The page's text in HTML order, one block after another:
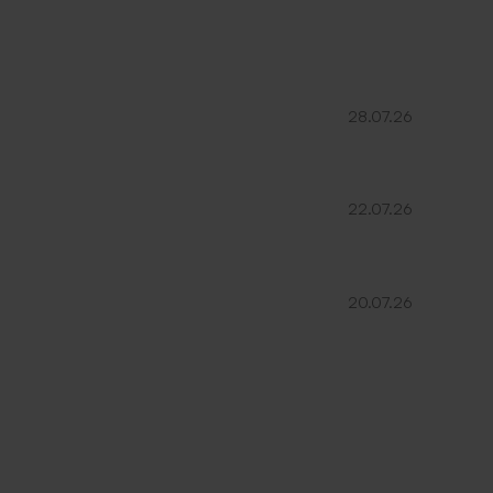
28.07.26
22.07.26
20.07.26